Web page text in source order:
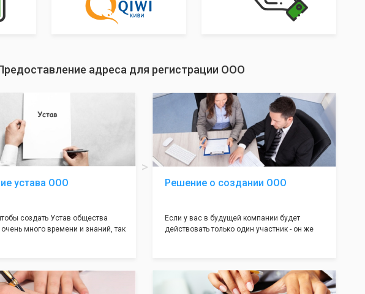
адреса для регистрации ООО
устава ООО
создать Устав общества
очень много времени и знаний, так
предоставит вам свой
Устав Общества, который
Решение о создании ООО
Если у вас в будущей компании будет
действовать только один участник - он же
грамотно составят данное заявление, а Вам
нужно будет только поставить подпись на